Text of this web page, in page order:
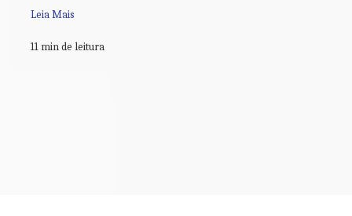
Leia Mais
11 min de leitura